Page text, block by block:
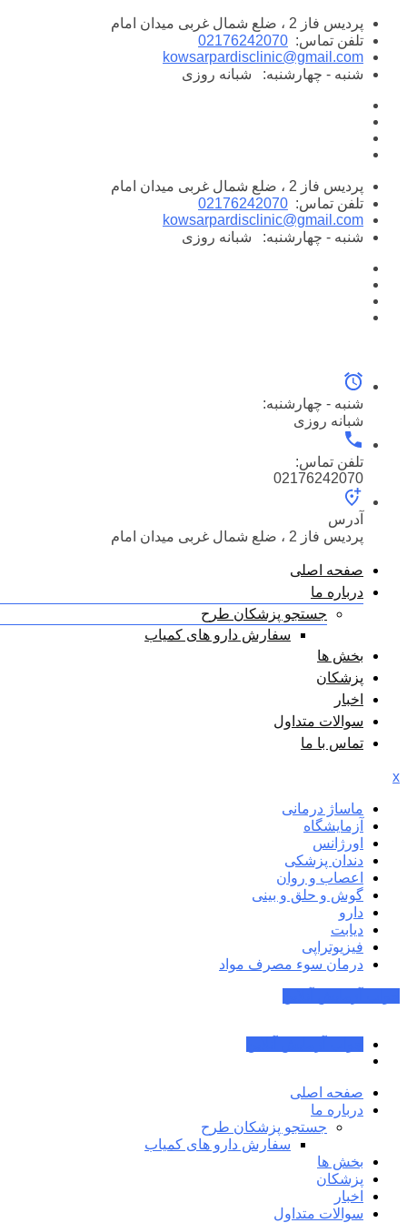
پرش
محتوا
پردیس فاز 2 ، ضلع شمال غربی میدان امام
تلفن تماس: 02176242070
kowsarpardisclinic@gmail.com
شنبه - چهارشنبه:
شبانه روزی
پردیس فاز 2 ، ضلع شمال غربی میدان امام
تلفن تماس: 02176242070
kowsarpardisclinic@gmail.com
شنبه - چهارشنبه:
شبانه روزی
شنبه - چهارشنبه:
شبانه روزی
تلفن تماس:
02176242070
آدرس
پردیس فاز 2 ، ضلع شمال غربی میدان امام
صفحه اصلی
درباره ما
جستجو پزشکان طرح
سفارش دارو های کمیاب
بخش ها
پزشکان
اخبار
سوالات متداول
تماس با ما
x
ماساژ درمانی
آزمایشگاه
اورژانس
دندان پزشکی
اعصاب و روان
گوش و حلق و بینی
دارو
دیابت
فیزیوتراپی
درمان سوء مصرف مواد
صفحه اصلی
درباره ما
جستجو پزشکان طرح
سفارش دارو های کمیاب
بخش ها
پزشکان
اخبار
سوالات متداول